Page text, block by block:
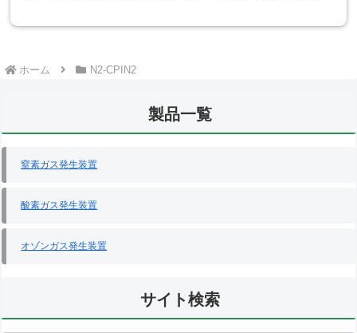
ホーム N2-CPIN2
製品一覧
窒素ガス発生装置
酸素ガス発生装置
オゾンガス発生装置
サイト検索